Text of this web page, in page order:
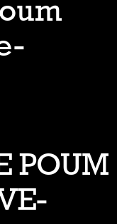
POUM